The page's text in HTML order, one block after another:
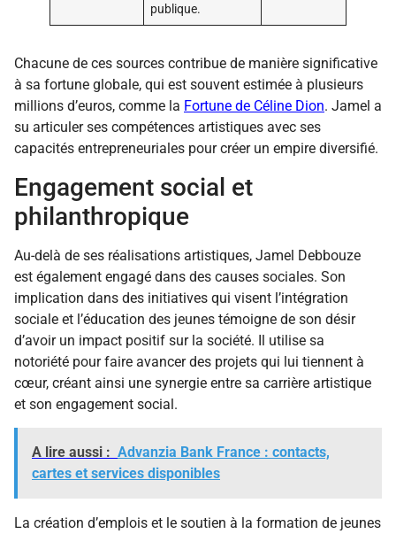
publique.
Chacune de ces sources contribue de manière significative
à sa fortune globale, qui est souvent estimée à plusieurs
millions d’euros, comme la Fortune de Céline Dion. Jamel a
su articuler ses compétences artistiques avec ses
capacités entrepreneuriales pour créer un empire diversifié.
Engagement social et
philanthropique
Au-delà de ses réalisations artistiques, Jamel Debbouze
est également engagé dans des causes sociales. Son
implication dans des initiatives qui visent l’intégration
sociale et l’éducation des jeunes témoigne de son désir
d’avoir un impact positif sur la société. Il utilise sa
notoriété pour faire avancer des projets qui lui tiennent à
cœur, créant ainsi une synergie entre sa carrière artistique
et son engagement social.
A lire aussi : Advanzia Bank France : contacts,
cartes et services disponibles
La création d’emplois et le soutien à la formation de jeunes